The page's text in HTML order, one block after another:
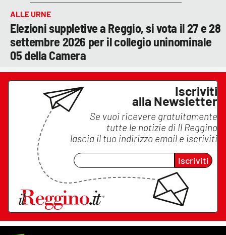
ALLE URNE
Elezioni suppletive a Reggio, si vota il 27 e 28
settembre 2026 per il collegio uninominale
05 della Camera
Iscriviti
alla Newsletter
Se vuoi ricevere gratuitamente
tutte le notizie di Il Reggino
lascia il tuo indirizzo email e iscriviti
Iscriviti